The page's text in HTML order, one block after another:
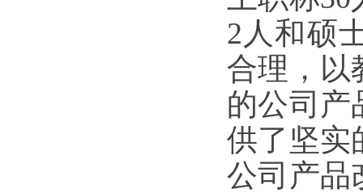
2人和硕
合理，以
的公司产
供了坚实
公司产品